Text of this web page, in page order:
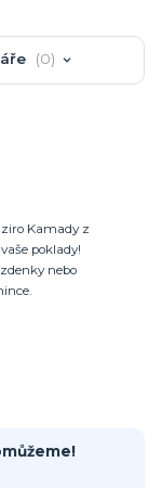
0
Kamady z
poklady!
nebo